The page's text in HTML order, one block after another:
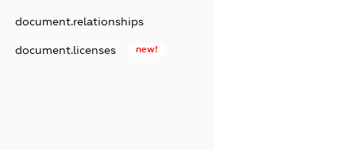
document.relationships
document.licenses new!